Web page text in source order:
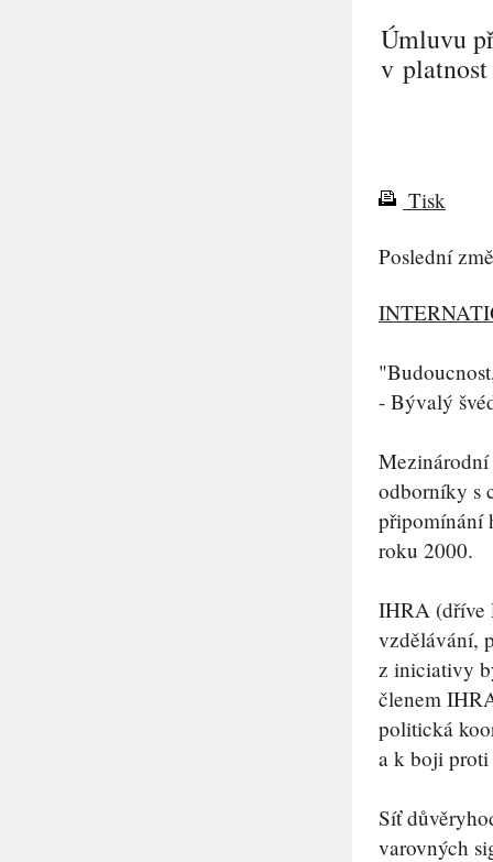
Úmluvu
v platnost
Tisk
Poslední
- Bývalý
odborníky s
připomínání
roku 2000.
IHRA (dříve
vzdělávání,
z iniciativy
členem
politická
a k boji proti
Síť
varovných